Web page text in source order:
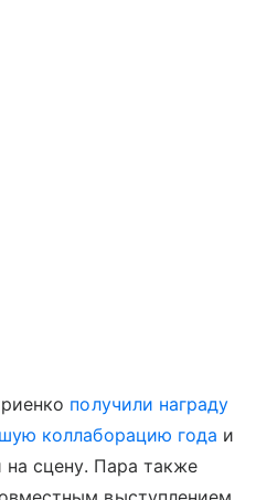
получили награду
коллаборацию года и
на сцену. Пара также